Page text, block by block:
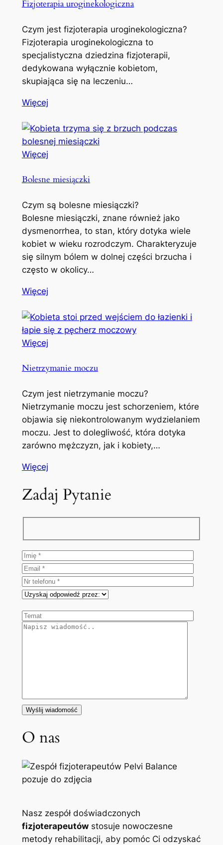
Fizjoterapia uroginekologiczna
Czym jest fizjoterapia uroginekologiczna?
Fizjoterapia uroginekologiczna to
specjalistyczna dziedzina fizjoterapii,
dedykowana wyłącznie kobietom,
skupiająca się na leczeniu…
Więcej
Więcej
Bolesne miesiączki
Czym są bolesne miesiączki?
Bolesne miesiączki, znane również jako
dysmenorrhea, to stan, który dotyka wiele
kobiet w wieku rozrodczym. Charakteryzuje
się silnym bólem w dolnej części brzucha i
często w okolicy…
Więcej
Więcej
Nietrzymanie moczu
Czym jest nietrzymanie moczu?
Nietrzymanie moczu jest schorzeniem, które
objawia się niekontrolowanym wydzielaniem
moczu. Jest to dolegliwość, która dotyka
zarówno mężczyzn, jak i kobiety,…
Więcej
Zadaj Pytanie
O nas
Nasz zespół doświadczonych
fizjoterapeutówstosuje nowoczesne
metody rehabilitacji, aby pomóc Ci odzyskać